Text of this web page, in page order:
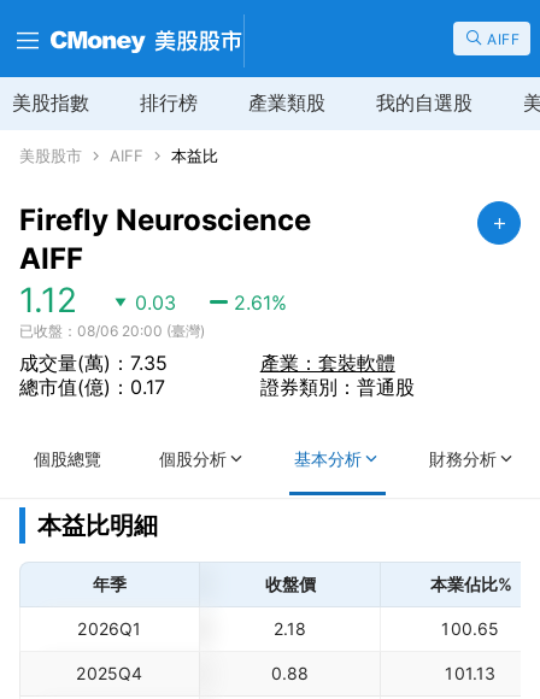
AIFF
美股指數 排行榜 產業類股 我的自選股
美股股市 AIFF 本益比
Firefly Neuroscience
AIFF
1.12 0.03 2.61%
已收盤：08/06 20:00 (臺灣)
成交量(萬)：7.35
總市值(億)：0.17
產業：套裝軟體
證券類別：普通股
個股總覽 個股分析 基本分析 財務分析
本益比明細
年季 收盤價 本業佔比%
2026Q1 2.18 100.65
2025Q4 0.88 101.13